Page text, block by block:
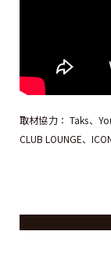
取材協力： Taks、
CLUB LOUNGE、